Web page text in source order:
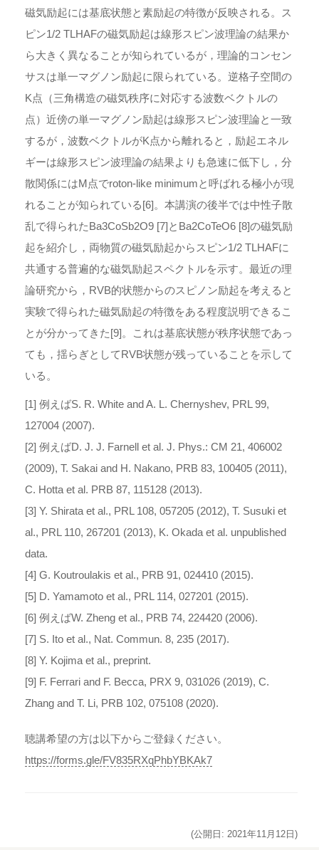
磁気励起には基底状態と素励起の特徴が反映される。ス
ピン1/2 TLHAFの磁気励起は線形スピン波理論の結果か
ら大きく異なることが知られているが，理論的コンセン
サスは単一マグノン励起に限られている。逆格子空間の
K点（三角構造の磁気秩序に対応する波数ベクトルの
点）近傍の単一マグノン励起は線形スピン波理論と一致
するが，波数ベクトルがK点から離れると，励起エネル
ギーは線形スピン波理論の結果よりも急速に低下し，分
散関係にはM点でroton-like minimumと呼ばれる極小が現
れることが知られている[6]。本講演の後半では中性子散
乱で得られたBa3CoSb2O9 [7]とBa2CoTeO6 [8]の磁気励
起を紹介し，両物質の磁気励起からスピン1/2 TLHAFに
共通する普遍的な磁気励起スペクトルを示す。最近の理
論研究から，RVB的状態からのスピノン励起を考えると
実験で得られた磁気励起の特徴をある程度説明できるこ
とが分かってきた[9]。これは基底状態が秩序状態であっ
ても，揺らぎとしてRVB状態が残っていることを示して
いる。
[1] 例えばS. R. White and A. L. Chernyshev, PRL 99,
127004 (2007).
[2] 例えばD. J. J. Farnell et al. J. Phys.: CM 21, 406002
(2009), T. Sakai and H. Nakano, PRB 83, 100405 (2011),
C. Hotta et al. PRB 87, 115128 (2013).
[3] Y. Shirata et al., PRL 108, 057205 (2012), T. Susuki et
al., PRL 110, 267201 (2013), K. Okada et al. unpublished
data.
[4] G. Koutroulakis et al., PRB 91, 024410 (2015).
[5] D. Yamamoto et al., PRL 114, 027201 (2015).
[6] 例えばW. Zheng et al., PRB 74, 224420 (2006).
[7] S. Ito et al., Nat. Commun. 8, 235 (2017).
[8] Y. Kojima et al., preprint.
[9] F. Ferrari and F. Becca, PRX 9, 031026 (2019), C.
Zhang and T. Li, PRB 102, 075108 (2020).
聴講希望の方は以下からご登録ください。
https://forms.gle/FV835RXqPhbYBKAk7
(公開日: 2021年11月12日)